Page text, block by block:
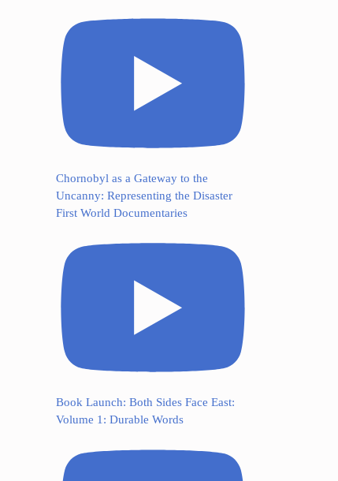
Chornobyl as a Gateway to the
Uncanny: Representing the Disaster
First World Documentaries
Book Launch: Both Sides Face East:
Volume 1: Durable Words